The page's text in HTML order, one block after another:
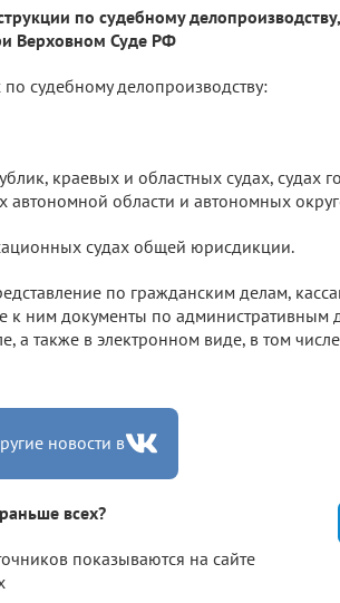
по судебному
Верховном Суде РФ
по судебному делопроизводству:
краевых и областных судах, судах
автономной области и автономных
судах общей юрисдикции.
по гражданским делам,
к ним документы по административным
а также в электронном виде, в том
новости в
всех?
показываются на сайте